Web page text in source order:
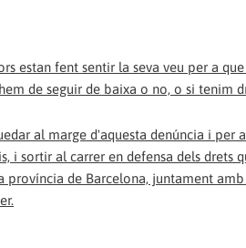
estan fent sentir la seva veu per a
de seguir de baixa o no, o si tenim
al marge d'aquesta denúncia i
i sortir al carrer en defensa dels drets
província de Barcelona, juntament